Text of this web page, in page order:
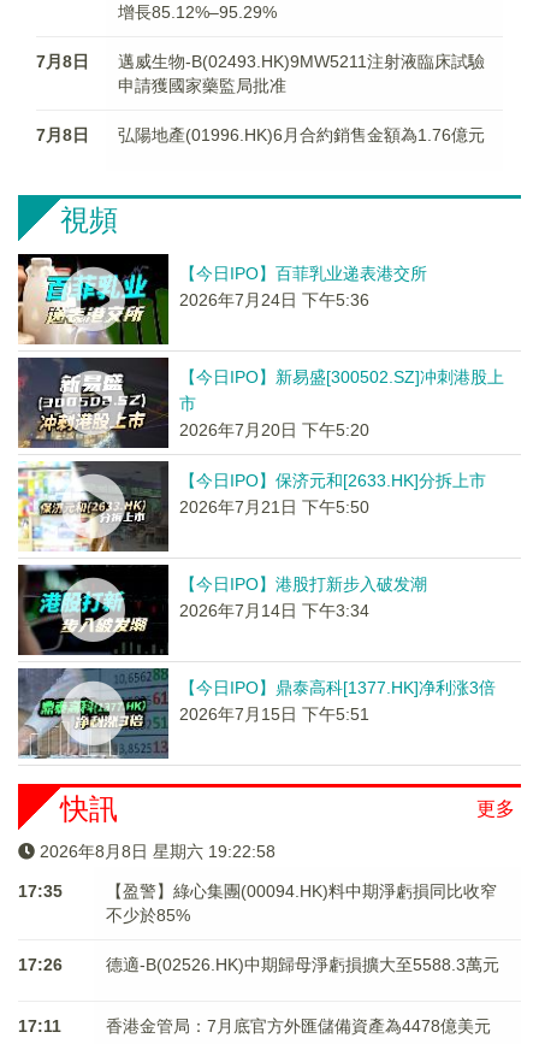
增長85.12%–95.29%
7月8日
邁威生物-B(02493.HK)9MW5211注射液臨床試驗
申請獲國家藥監局批准
7月8日 弘陽地產(01996.HK)6月合約銷售金額為1.76億元
視頻
【今日IPO】百菲乳业递表港交所
2026年7月24日 下午5:36
【今日IPO】新易盛[300502.SZ]冲刺港股上
市
2026年7月20日 下午5:20
【今日IPO】保济元和[2633.HK]分拆上市
2026年7月21日 下午5:50
【今日IPO】港股打新步入破发潮
2026年7月14日 下午3:34
【今日IPO】鼎泰高科[1377.HK]净利涨3倍
2026年7月15日 下午5:51
更多
快訊
2026年8月8日 星期六 19:22:58
17:35
【盈警】綠心集團(00094.HK)料中期淨虧損同比收窄
不少於85%
17:26 德適-B(02526.HK)中期歸母淨虧損擴大至5588.3萬元
17:11 香港金管局：7月底官方外匯儲備資產為4478億美元